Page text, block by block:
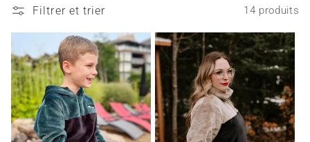
n
:
Filtrer et trier 14 produits